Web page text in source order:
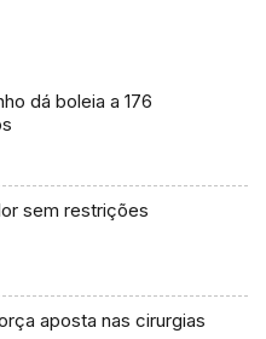
dá boleia a 176
sem restrições
aposta nas cirurgias